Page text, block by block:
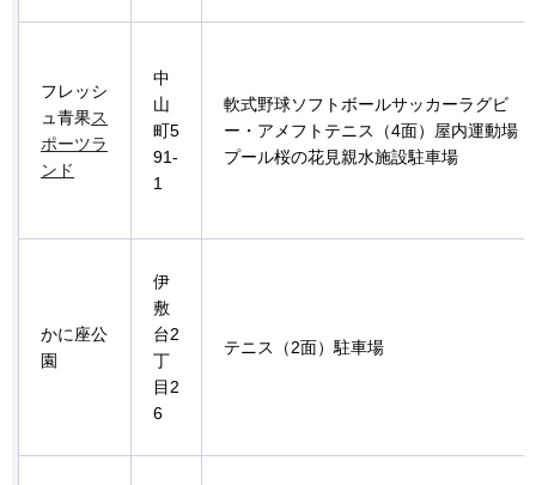
フレッシ
ュ青果ス
ポーツラ
ンド
中
山
町5
91-
1
軟式野球ソフトボールサッカーラグビ
ー・アメフトテニス（4面）屋内運動場
プール桜の花見親水施設駐車場
かに座公
園
伊
敷
台2
丁
目2
6
テニス（2面）駐車場